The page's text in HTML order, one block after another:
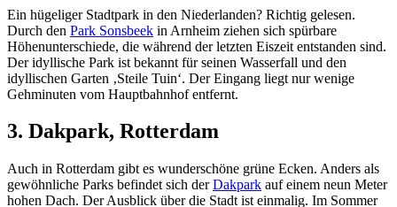
Ein hügeliger Stadtpark in den Niederlanden? Richtig gelesen.
Durch den Park Sonsbeek in Arnheim ziehen sich spürbare
Höhenunterschiede, die während der letzten Eiszeit entstanden sind.
Der idyllische Park ist bekannt für seinen Wasserfall und den
idyllischen Garten ‚Steile Tuin‘. Der Eingang liegt nur wenige
Gehminuten vom Hauptbahnhof entfernt.
3. Dakpark, Rotterdam
Auch in Rotterdam gibt es wunderschöne grüne Ecken. Anders als
gewöhnliche Parks befindet sich derDakpark auf einem neun Meter
hohen Dach. Der Ausblick über die Stadt ist einmalig. Im Sommer